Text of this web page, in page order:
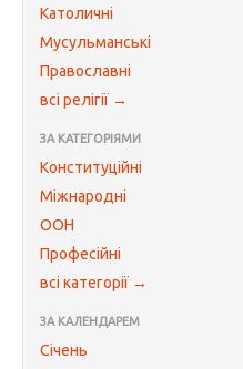
Католичні
Мусульманські
Православні
всі релігії →
ЗА КАТЕГОРІЯМИ
Конституційні
Міжнародні
ООН
Професійні
всі категорії →
ЗА КАЛЕНДАРЕМ
Січень